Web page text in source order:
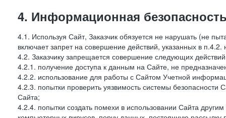
4. Информационная
4.1. Используя Сайт, Заказчик обязуется не нарушать (не
включает запрет на совершение действий, указанных в
4.2. Заказчику запрещается совершение следующих
4.2.1. получение доступа к данным на Сайте, не
4.2.2. использование для работы с Сайтом Учетной
4.2.3. попытки проверить уязвимость системы
Сайта;
4.2.4. попытки создать помехи в использовании Сайта